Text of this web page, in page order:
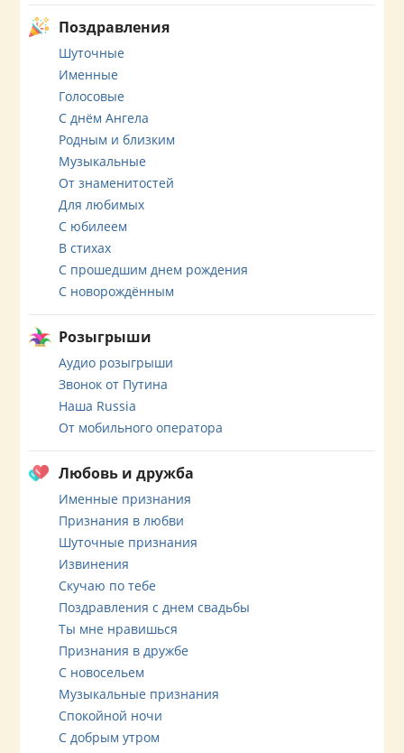
Поздравления
Шуточные
Именные
Голосовые
С днём Ангела
Родным и близким
Музыкальные
От знаменитостей
Для любимых
С юбилеем
В стихах
С прошедшим днем рождения
С новорождённым
Розыгрыши
Аудио розыгрыши
Звонок от Путина
Наша Russia
От мобильного оператора
Любовь и дружба
Именные признания
Признания в любви
Шуточные признания
Извинения
Скучаю по тебе
Поздравления с днем свадьбы
Ты мне нравишься
Признания в дружбе
С новосельем
Музыкальные признания
Спокойной ночи
С добрым утром